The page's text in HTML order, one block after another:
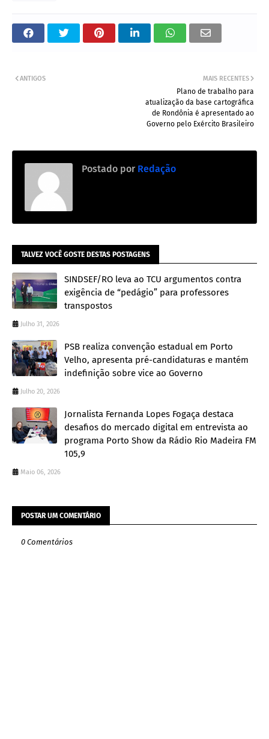
MAIS RECENTES
Plano de trabalho para
atualização da base cartográfica
de Rondônia é apresentado ao
Governo pelo Exército Brasileiro
ANTIGOS
Postado por Redação
TALVEZ VOCÊ GOSTE DESTAS POSTAGENS
SINDSEF/RO leva ao TCU argumentos contra
exigência de “pedágio” para professores
transpostos
Julho 31, 2026
PSB realiza convenção estadual em Porto
Velho, apresenta pré-candidaturas e mantém
indefinição sobre vice ao Governo
Julho 20, 2026
Jornalista Fernanda Lopes Fogaça destaca
desafios do mercado digital em entrevista ao
programa Porto Show da Rádio Rio Madeira FM
105,9
Maio 06, 2026
POSTAR UM COMENTÁRIO
0 Comentários